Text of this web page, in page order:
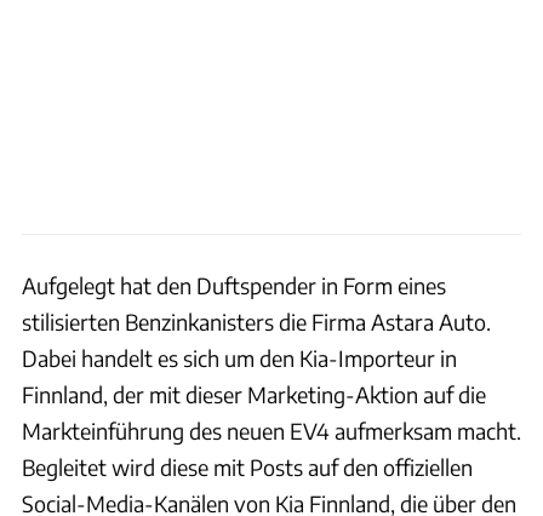
Aufgelegt hat den Duftspender in Form eines
stilisierten Benzinkanisters die Firma Astara Auto.
Dabei handelt es sich um den Kia-Importeur in
Finnland, der mit dieser Marketing-Aktion auf die
Markteinführung des neuen EV4 aufmerksam macht.
Begleitet wird diese mit Posts auf den offiziellen
Social-Media-Kanälen von Kia Finnland, die über den